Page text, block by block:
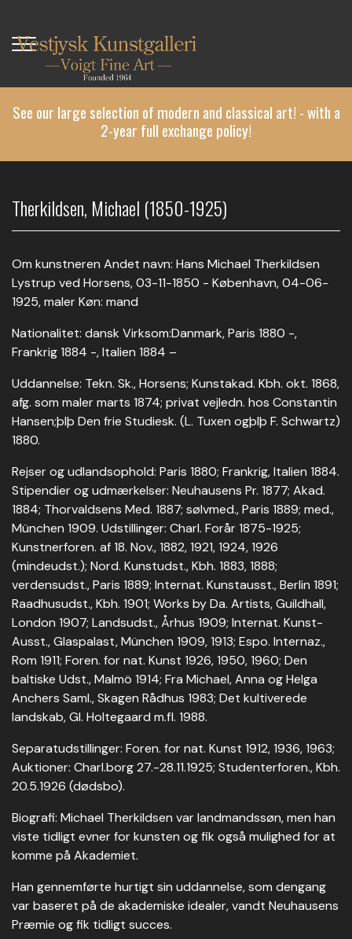
main
content
See our large selection of modern and classical art! - with a
2-year full exchange policy!
Therkildsen, Michael (1850-1925)
Om kunstneren Andet navn: Hans Michael Therkildsen
Lystrup ved Horsens, 03-11-1850 - København, 04-06-
1925, maler Køn: mand
Nationalitet: dansk Virksom:Danmark, Paris 1880 -,
Frankrig 1884 -, Italien 1884 –
Uddannelse: Tekn. Sk., Horsens; Kunstakad. Kbh. okt. 1868,
afg. som maler marts 1874; privat vejledn. hos Constantin
Hansen;þlþ Den frie Studiesk. (L. Tuxen ogþlþ F. Schwartz)
1880.
Rejser og udlandsophold: Paris 1880; Frankrig, Italien 1884.
Stipendier og udmærkelser: Neuhausens Pr. 1877; Akad.
1884; Thorvaldsens Med. 1887; sølvmed., Paris 1889; med.,
München 1909. Udstillinger: Charl. Forår 1875-1925;
Kunstnerforen. af 18. Nov., 1882, 1921, 1924, 1926
(mindeudst.); Nord. Kunstudst., Kbh. 1883, 1888;
verdensudst., Paris 1889; Internat. Kunstausst., Berlin 1891;
Raadhusudst., Kbh. 1901; Works by Da. Artists, Guildhall,
London 1907; Landsudst., Århus 1909; Internat. Kunst-
Ausst., Glaspalast, München 1909, 1913; Espo. Internaz.,
Rom 1911; Foren. for nat. Kunst 1926, 1950, 1960; Den
baltiske Udst., Malmö 1914; Fra Michael, Anna og Helga
Anchers Saml., Skagen Rådhus 1983; Det kultiverede
landskab, Gl. Holtegaard m.fl. 1988.
Separatudstillinger: Foren. for nat. Kunst 1912, 1936, 1963;
Auktioner: Charl.borg 27.-28.11.1925; Studenterforen., Kbh.
20.5.1926 (dødsbo).
Biografi: Michael Therkildsen var landmandssøn, men han
viste tidligt evner for kunsten og fik også mulighed for at
komme på Akademiet.
Han gennemførte hurtigt sin uddannelse, som dengang
var baseret på de akademiske idealer, vandt Neuhausens
Præmie og fik tidligt succes.